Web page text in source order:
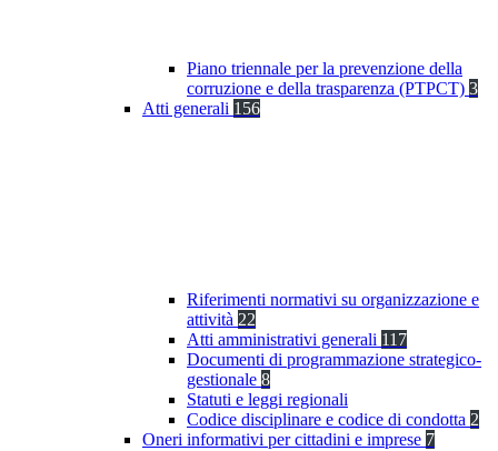
Piano triennale per la prevenzione della
corruzione e della trasparenza (PTPCT) 3
Atti generali 156
Riferimenti normativi su organizzazione e
attività 22
Atti amministrativi generali 117
Documenti di programmazione strategico-
gestionale 8
Statuti e leggi regionali
Codice disciplinare e codice di condotta 2
Oneri informativi per cittadini e imprese 7